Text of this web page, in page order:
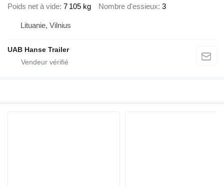
Poids net à vide 7 105 kg Nombre d'essieux 3
Lituanie, Vilnius
UAB Hanse Trailer